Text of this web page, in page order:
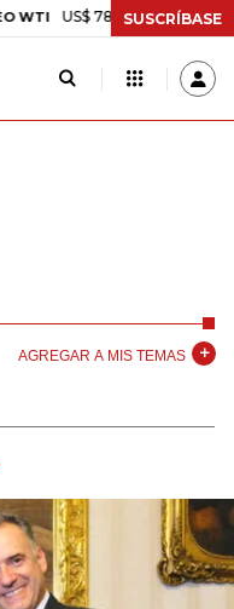
US$ 78,01 US$ 2,92 +3,89%
SUSCRÍBASE
AGREGAR A MIS TEMAS